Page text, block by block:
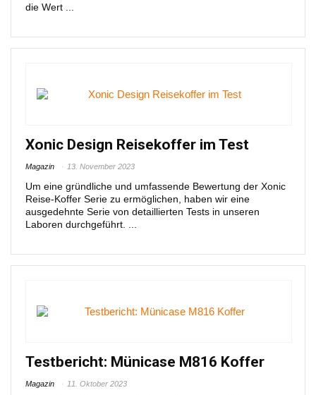
die Wert ...
Xonic Design Reisekoffer im Test
Magazin 13. November 2023
Um eine gründliche und umfassende Bewertung der Xonic
Reise-Koffer Serie zu ermöglichen, haben wir eine
ausgedehnte Serie von detaillierten Tests in unseren
Laboren durchgeführt. ...
Testbericht: Münicase M816 Koffer
Magazin 11. Oktober 2023